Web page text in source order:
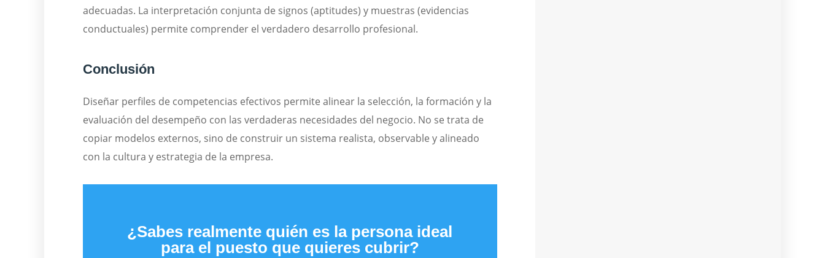
adecuadas. La interpretación conjunta de signos (aptitudes) y muestras (evidencias
conductuales) permite comprender el verdadero desarrollo profesional.
Conclusión
Diseñar perfiles de competencias efectivos permite alinear la selección, la formación y la
evaluación del desempeño con las verdaderas necesidades del negocio. No se trata de
copiar modelos externos, sino de construir un sistema realista, observable y alineado
con la cultura y estrategia de la empresa.
¿Sabes realmente quién es la persona ideal
para el puesto que quieres cubrir?